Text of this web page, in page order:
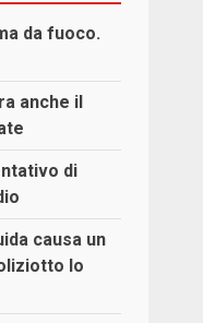
da fuoco.
anche il
di
causa un
lo